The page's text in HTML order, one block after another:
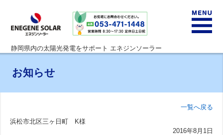
静岡県内の太陽光発電をサポート エネジンソーラー
サービスの特徴
住宅用太陽光発電システム
お知らせ
一覧へ戻る
浜松市北区三ヶ日町 K様
2016年8月1日